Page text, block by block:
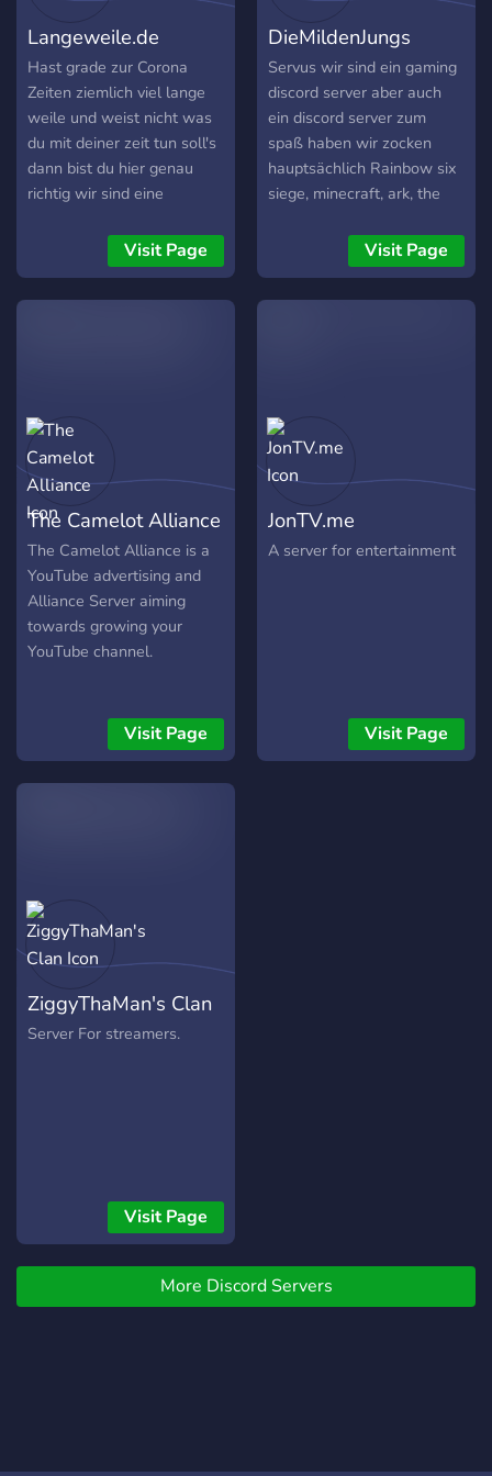
Spaß bei uns.
Langeweile.de
Hast grade zur Corona
Zeiten ziemlich viel lange
weile und weist nicht was
du mit deiner zeit tun soll's
dann bist du hier genau
richtig wir sind eine
dabei und gestalte den
Visit Page
DieMildenJungs
Servus wir sind ein gaming
discord server aber auch
ein discord server zum
spaß haben wir zocken
hauptsächlich Rainbow six
siege, minecraft, ark, the
und wir sind eigentlich
jeden tag im talk und
quatschen oder zocken
herzlich willkommen :)
Visit Page
The Camelot Alliance
The Camelot Alliance is a
YouTube advertising and
Alliance Server aiming
towards growing your
YouTube channel.
Visit Page
JonTV.me
A server for entertainment
Visit Page
ZiggyThaMan's Clan
Server For streamers.
Visit Page
More Discord Servers